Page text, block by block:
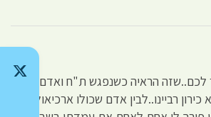
הראיה כשנפגש ת"ח ואדם
רביינו..לבין אדם שכולו ארכיאולוגיה